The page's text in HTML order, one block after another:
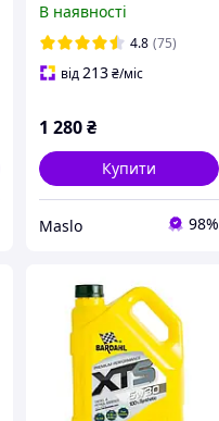
(214121)
В наявності
4.8 (75)
від213₴/міс
1 280₴
Купити
Maslo 98%